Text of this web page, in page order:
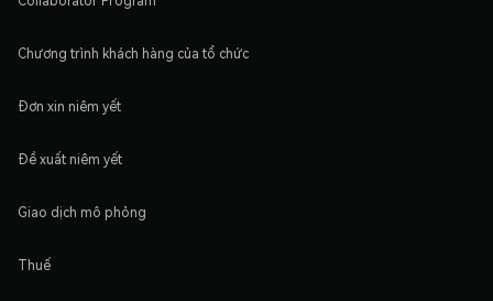
Chương trình khách hàng của tổ chức
Đơn xin niêm yết
Đề xuất niêm yết
Giao dịch mô phỏng
Thuế